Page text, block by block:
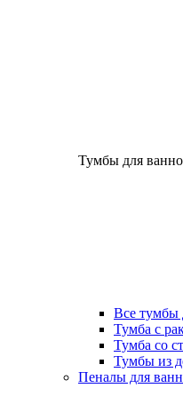
Тумбы для
Все тумбы
Тумба с
Тумба со
Тумбы из
Пеналы для